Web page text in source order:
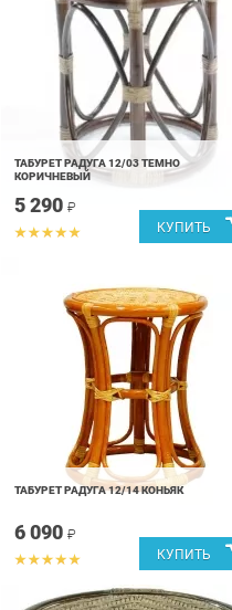
ТАБУРЕТ РАДУГА 12/03 ТЕМНО
КОРИЧНЕВЫЙ
5 290 ₽
ТАБУРЕТ РАДУГА 12/14 КОНЬЯК
6 090 ₽